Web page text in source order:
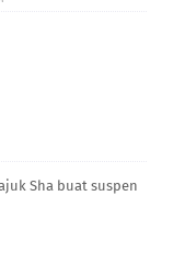
Sha buat suspen